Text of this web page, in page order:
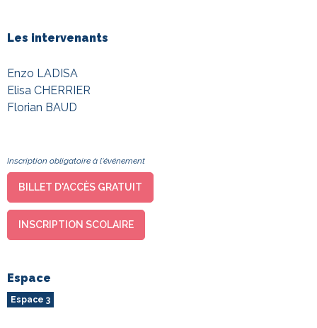
Les intervenants
Enzo LADISA
Elisa CHERRIER
Florian BAUD
Inscription obligatoire à l'événement
BILLET D'ACCÈS GRATUIT
INSCRIPTION SCOLAIRE
Espace
Espace 3